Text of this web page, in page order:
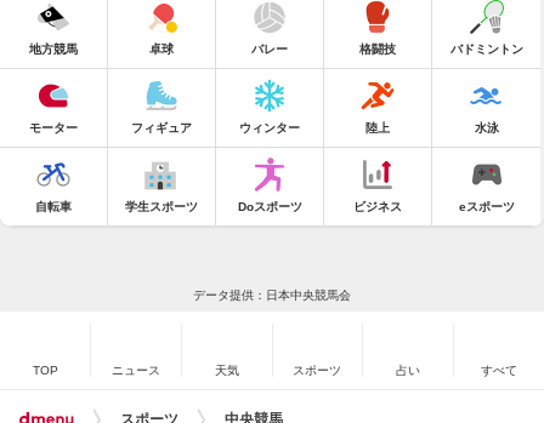
地方競馬 卓球 バレー 格闘技 バドミントン
モーター フィギュア ウィンター 陸上 水泳
自転車 学生スポーツ Doスポーツ ビジネス eスポーツ
データ提供：日本中央競馬会
TOP ニュース 天気 スポーツ 占い すべて
スポーツ 中央競馬